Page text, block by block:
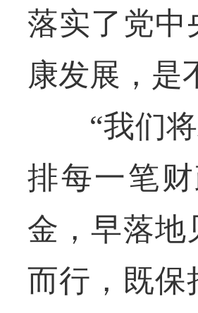
落实了党中
康发展，是
“我们将
排每一笔
金，早落地
而行，既保